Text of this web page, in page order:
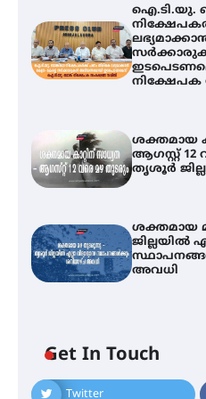
ഐ.ടി.യു.
ശക്തമായ
ആഗസ്റ്റ് 12
തൃശൂർ
ശക്തമായ
ജില്ലയിൽ
അവധി
Get In Touch
Twitter
ഐ.ടി.യു.